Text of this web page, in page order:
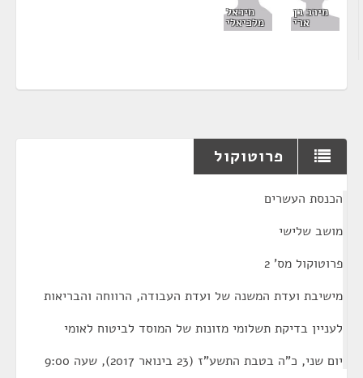
מירב בן
ארי
מיכאל
מלכיאלי
פרוטוקול
הכנסת העשרים
מושב שלישי
פרוטוקול מס' 2
מישיבת ועדת המשנה של ועדת העבודה, הרווחה והבריאות
לעניין בדיקת תשלומי מזונות של המוסד לביטוח לאומי
יום שני, כ"ה בטבת התשע"ז (23 בינואר 2017), שעה 9:00